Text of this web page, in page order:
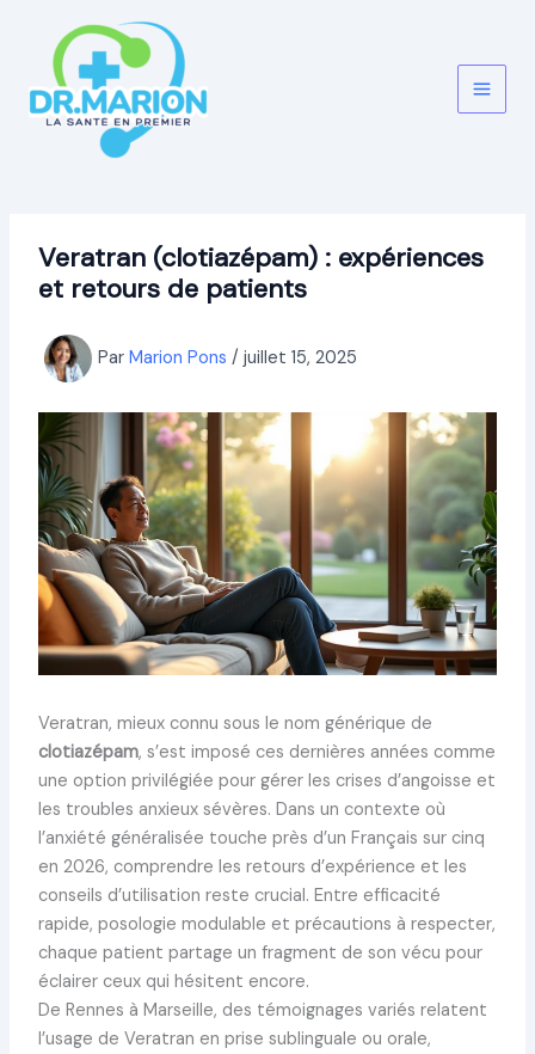
contenu
Veratran (clotiazépam) : expériences
et retours de patients
Par Marion Pons / juillet 15, 2025
Veratran, mieux connu sous le nom générique de
clotiazépam, s’est imposé ces dernières années comme
une option privilégiée pour gérer les crises d’angoisse et
les troubles anxieux sévères. Dans un contexte où
l’anxiété généralisée touche près d’un Français sur cinq
en 2026, comprendre les retours d’expérience et les
conseils d’utilisation reste crucial. Entre efficacité
rapide, posologie modulable et précautions à respecter,
chaque patient partage un fragment de son vécu pour
éclairer ceux qui hésitent encore.
De Rennes à Marseille, des témoignages variés relatent
l’usage de Veratran en prise sublinguale ou orale,